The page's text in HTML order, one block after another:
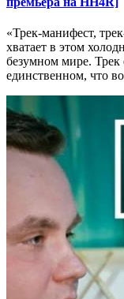
«Трек-манифест,
хватает в этом
безумном мире.
единственном, что